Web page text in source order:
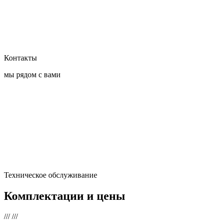
Контакты
мы рядом с вами
Техническое обслуживание
Комплектации и цены
/// ///